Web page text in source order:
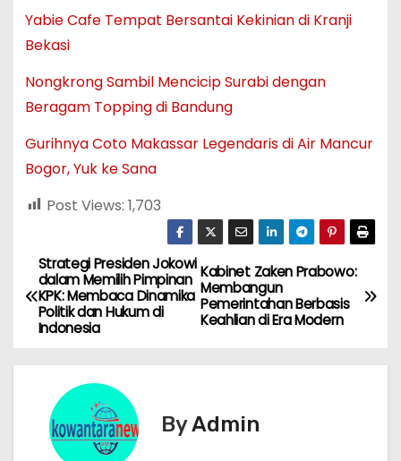
Yabie Cafe Tempat Bersantai Kekinian di Kranji
Bekasi
Nongkrong Sambil Mencicip Surabi dengan
Beragam Topping di Bandung
Gurihnya Coto Makassar Legendaris di Air Mancur
Bogor, Yuk ke Sana
Post Views: 1,703
N
a
Kabinet Zaken Prabowo:
Membangun
Pemerintahan Berbasis
Keahlian di Era Modern
Strategi Presiden Jokowi
dalam Memilih Pimpinan
KPK: Membaca Dinamika
Politik dan Hukum di
Indonesia
ByAdmin